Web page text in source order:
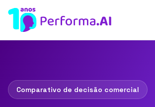
Comparativo de decisão comercial